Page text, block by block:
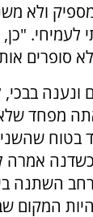
ולא
סופרים
ונענה
מפחד שלא
בטוח
אמרה
השתנה
להיות